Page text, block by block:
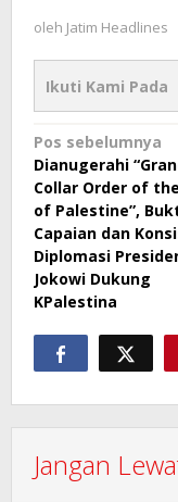
oleh Jatim Headlines
Ikuti Kami Pada
Navigasi
pos
Pos sebelumnya
Dianugerahi
Collar Order of
of Palestine”,
Capaian dan
Diplomasi
Jokowi Dukung
KPalestina
Jangan